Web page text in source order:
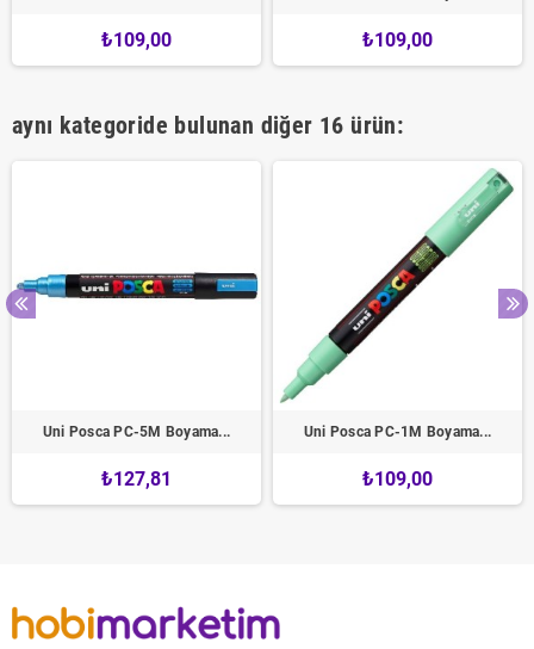
₺109,00 ₺109,00
aynı kategoride bulunan diğer 16 ürün:
Uni Posca PC-5M Boyama...
₺127,81
Uni Posca PC-1M Boyama...
₺109,00